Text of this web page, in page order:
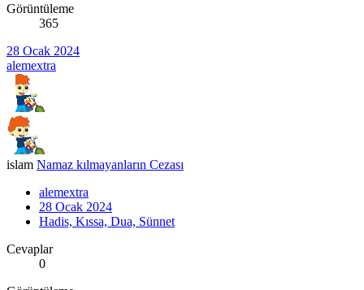
Görüntüleme
365
28 Ocak 2024
alemextra
islam Namaz kılmayanların Cezası
alemextra
28 Ocak 2024
Hadis, Kıssa, Dua, Sünnet
Cevaplar
0